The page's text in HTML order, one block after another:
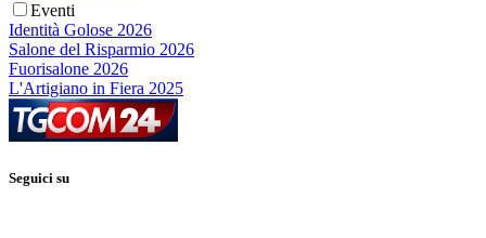
Eventi
Identità Golose 2026
Salone del Risparmio 2026
Fuorisalone 2026
L'Artigiano in Fiera 2025
Seguici su